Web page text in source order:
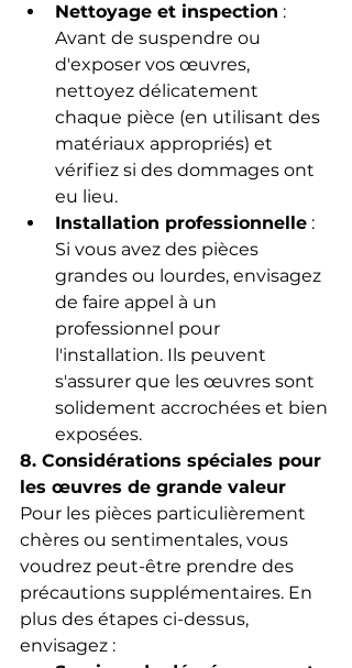
Nettoyage et inspection :
Avant de suspendre ou
d'exposer vos œuvres,
nettoyez délicatement
chaque pièce (en utilisant des
matériaux appropriés) et
vérifiez si des dommages ont
eu lieu.
Installation professionnelle :
Si vous avez des pièces
grandes ou lourdes, envisagez
de faire appel à un
professionnel pour
l'installation. Ils peuvent
s'assurer que les œuvres sont
solidement accrochées et bien
exposées.
8. Considérations spéciales pour
les œuvres de grande valeur
Pour les pièces particulièrement
chères ou sentimentales, vous
voudrez peut-être prendre des
précautions supplémentaires. En
plus des étapes ci-dessus,
envisagez :